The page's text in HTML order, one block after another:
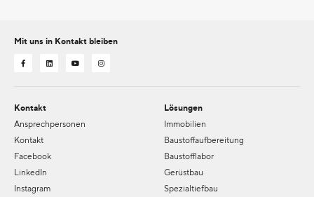
Mit uns in Kontakt bleiben
Kontakt
Ansprechpersonen
Kontakt
Facebook
LinkedIn
Instagram
Lösungen
Immobilien
Baustoffaufbereitung
Baustofflabor
Gerüstbau
Spezialtiefbau